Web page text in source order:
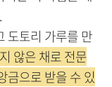
도토리 가루를 만
않은 채로 전문
금으로 받을 수 있